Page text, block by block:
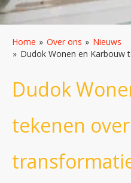
Home Over ons
Nieuws
Dudok Wonen en Karbouw tekenen
Dudok
tekenen